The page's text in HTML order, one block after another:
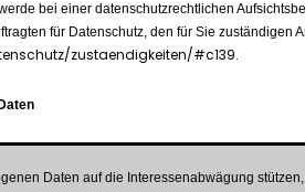
bei einer datenschutzrechtlichen
für Datenschutz, den für Sie zuständigen
zustaendigkeiten/#c139.
Daten auf die Interessenabwägung